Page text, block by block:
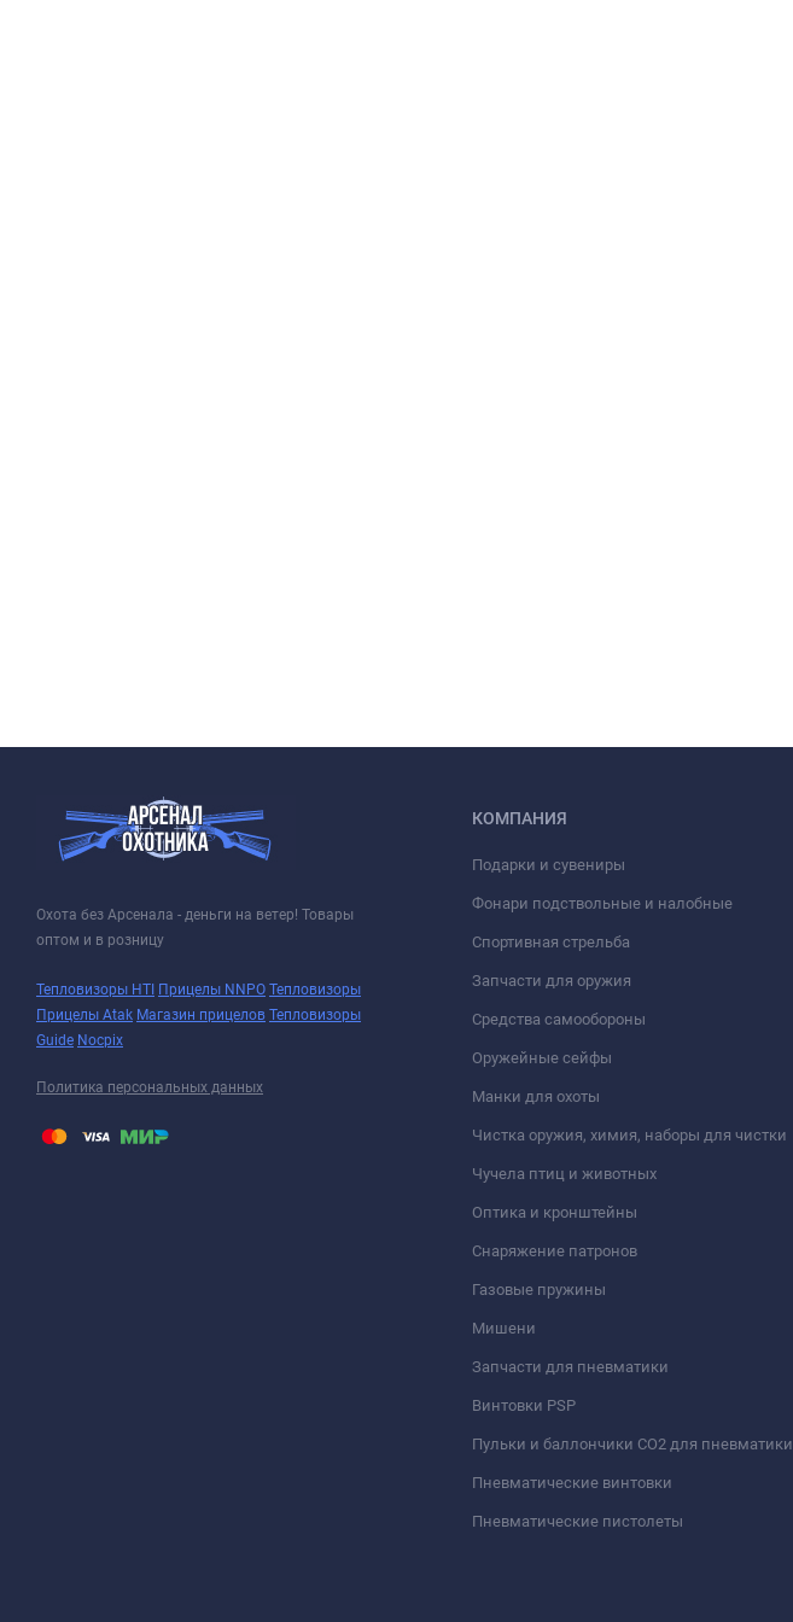
Охота без Арсенала - деньги на ветер! Товары
оптом и в розницу
Тепловизоры HTI Прицелы NNPO Тепловизоры
Прицелы Atak Магазин прицелов Тепловизоры
Guide Nocpix
Политика персональных данных
КОМПАНИЯ
Подарки и сувениры
Фонари подствольные и налобные
Спортивная стрельба
Запчасти для оружия
Средства самообороны
Оружейные сейфы
Манки для охоты
Чистка оружия, химия, наборы для чистки
Чучела птиц и животных
Оптика и кронштейны
Снаряжение патронов
Газовые пружины
Мишени
Запчасти для пневматики
Винтовки PSP
Пульки и баллончики СО2 для пневматики
Пневматические винтовки
Пневматические пистолеты